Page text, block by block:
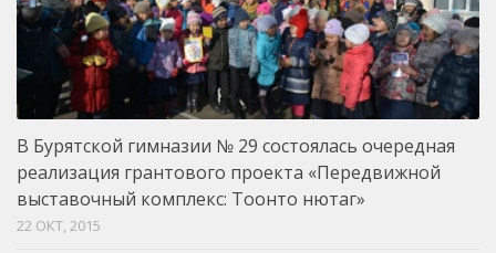
В Бурятской гимназии № 29 состоялась очередная
реализация грантового проекта «Передвижной
выставочный комплекс: Тоонто нютаг»
22 ОКТ, 2015